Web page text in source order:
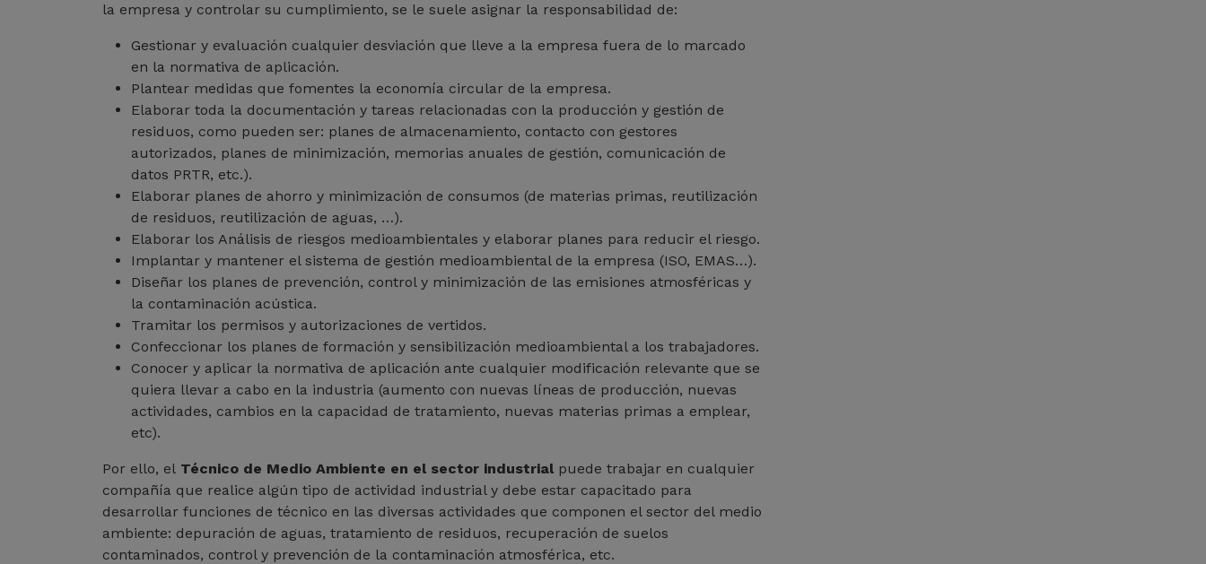
la empresa y controlar su cumplimiento, se le suele asignar la responsabilidad de:
Gestionar y evaluación cualquier desviación que lleve a la empresa fuera de lo marcado
en la normativa de aplicación.
Plantear medidas que fomentes la economía circular de la empresa.
Elaborar toda la documentación y tareas relacionadas con la producción y gestión de
residuos, como pueden ser: planes de almacenamiento, contacto con gestores
autorizados, planes de minimización, memorias anuales de gestión, comunicación de
datos PRTR, etc.).
Elaborar planes de ahorro y minimización de consumos (de materias primas, reutilización
de residuos, reutilización de aguas, …).
Elaborar los Análisis de riesgos medioambientales y elaborar planes para reducir el riesgo.
Implantar y mantener el sistema de gestión medioambiental de la empresa (ISO, EMAS…).
Diseñar los planes de prevención, control y minimización de las emisiones atmosféricas y
la contaminación acústica.
Tramitar los permisos y autorizaciones de vertidos.
Confeccionar los planes de formación y sensibilización medioambiental a los trabajadores.
Conocer y aplicar la normativa de aplicación ante cualquier modificación relevante que se
quiera llevar a cabo en la industria (aumento con nuevas líneas de producción, nuevas
actividades, cambios en la capacidad de tratamiento, nuevas materias primas a emplear,
etc).
Por ello, el Técnico de Medio Ambiente en el sector industrial puede trabajar en cualquier
compañía que realice algún tipo de actividad industrial y debe estar capacitado para
desarrollar funciones de técnico en las diversas actividades que componen el sector del medio
ambiente: depuración de aguas, tratamiento de residuos, recuperación de suelos
contaminados, control y prevención de la contaminación atmosférica, etc.